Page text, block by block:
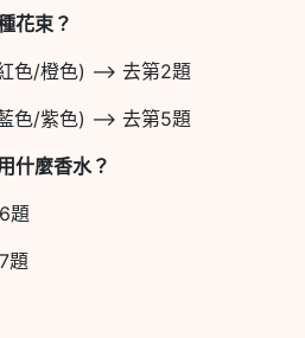
花束？
色/橙色) –> 去第2題
色/紫色) –> 去第5題
什麼香水？
題
題